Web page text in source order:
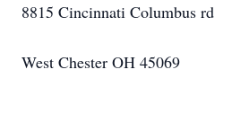
8815 Cincinnati Columbus rd
West Chester OH 45069